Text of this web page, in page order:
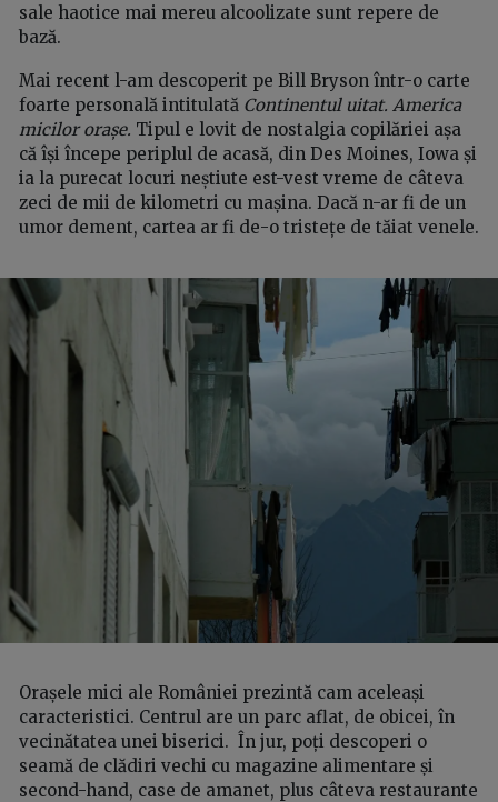
sale haotice mai mereu alcoolizate sunt repere de
bază.
Mai recent l-am descoperit pe Bill Bryson într-o carte
foarte personală intitulată Continentul uitat. America
micilor orașe. Tipul e lovit de nostalgia copilăriei așa
că își începe periplul de acasă, din Des Moines, Iowa și
ia la purecat locuri neștiute est-vest vreme de câteva
zeci de mii de kilometri cu mașina. Dacă n-ar fi de un
umor dement, cartea ar fi de-o tristețe de tăiat venele.
Orașele mici ale României prezintă cam aceleași
caracteristici. Centrul are un parc aflat, de obicei, în
vecinătatea unei biserici. În jur, poți descoperi o
seamă de clădiri vechi cu magazine alimentare și
second-hand, case de amanet, plus câteva restaurante